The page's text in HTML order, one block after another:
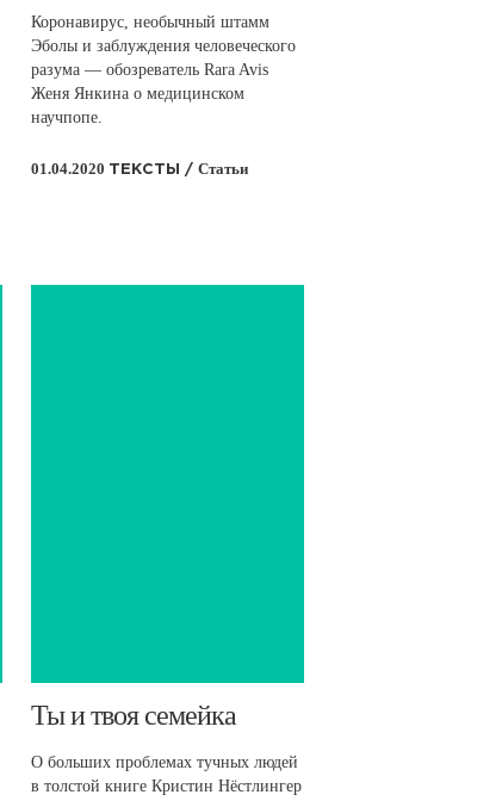
Коронавирус, необычный штамм
Эболы и заблуждения человеческого
разума — обозреватель Rara Avis
Женя Янкина о медицинском
научпопе.
01.04.2020 ТЕКСТЫ / Статьи
​Ты и твоя семейка
О больших проблемах тучных людей
в толстой книге Кристин Нёстлингер